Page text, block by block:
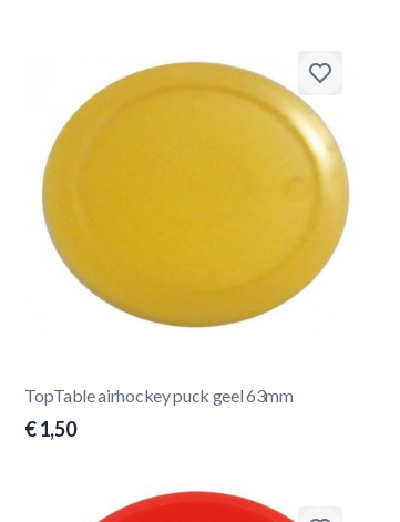
TopTable airhockey puck geel 63mm
€ 1,50